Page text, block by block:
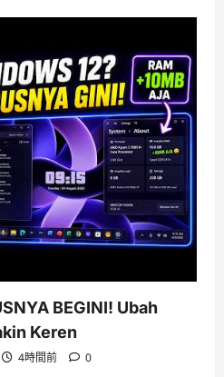
BEGINI! Ubah
Keren
4時間前 0